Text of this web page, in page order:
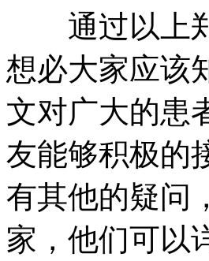
通过以上郑
想必大家应该
文对广大的患
友能够积极的
有其他的疑问
家，他们可以